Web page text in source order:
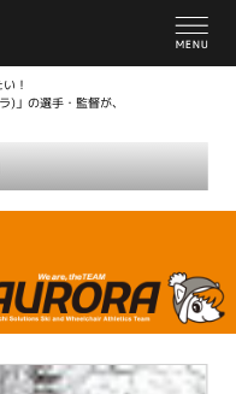
！
)」の選手・監督が、